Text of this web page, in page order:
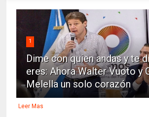
1
Dime con quien andas y te
eres: Ahora Walter Vuoto y
Melella un solo corazón
Leer Mas